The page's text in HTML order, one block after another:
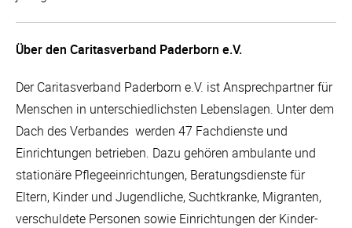
Über den Caritasverband Paderborn e.V.
Der Caritasverband Paderborn e.V. ist Ansprechpartner für
Menschen in unterschiedlichsten Lebenslagen. Unter dem
Dach des Verbandes werden 47 Fachdienste und
Einrichtungen betrieben. Dazu gehören ambulante und
stationäre Pflegeeinrichtungen, Beratungsdienste für
Eltern, Kinder und Jugendliche, Suchtkranke, Migranten,
verschuldete Personen sowie Einrichtungen der Kinder-